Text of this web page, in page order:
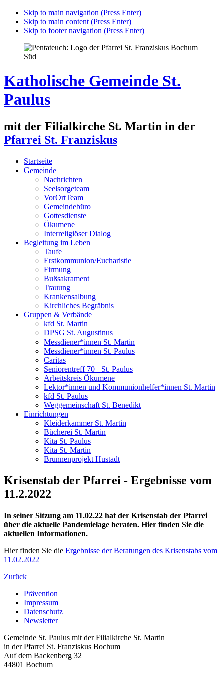
Skip to main navigation (Press Enter)
Skip to main content (Press Enter)
Skip to footer navigation (Press Enter)
Katholische Gemeinde St.
Paulus
mit der Filialkirche St. Martin in der
Pfarrei St. Franziskus
Startseite
Gemeinde
Nachrichten
Seelsorgeteam
VorOrtTeam
Gemeindebüro
Gottesdienste
Ökumene
Interreligiöser Dialog
Begleitung im Leben
Taufe
Erstkommunion/Eucharistie
Firmung
Bußsakrament
Trauung
Krankensalbung
Kirchliches Begräbnis
Gruppen & Verbände
kfd St. Martin
DPSG St. Augustinus
Messdiener*innen St. Martin
Messdiener*innen St. Paulus
Caritas
Seniorentreff 70+ St. Paulus
Arbeitskreis Ökumene
Lektor*innen und Kommunionhelfer*innen St. Martin
kfd St. Paulus
Weggemeinschaft St. Benedikt
Einrichtungen
Kleiderkammer St. Martin
Bücherei St. Martin
Kita St. Paulus
Kita St. Martin
Brunnenprojekt Hustadt
Krisenstab der Pfarrei - Ergebnisse vom
11.2.2022
In seiner Sitzung am 11.02.22 hat der Krisenstab der Pfarrei
über die aktuelle Pandemielage beraten. Hier finden Sie die
aktuellen Informationen.
Hier finden Sie die Ergebnisse der Beratungen des Krisenstabs vom
11.02.2022
Zurück
Prävention
Impressum
Datenschutz
Newsletter
Gemeinde St. Paulus mit der Filialkirche St. Martin
in der Pfarrei St. Franziskus Bochum
Auf dem Backenberg 32
44801 Bochum